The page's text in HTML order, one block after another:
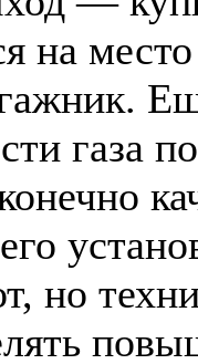
на
газа
но